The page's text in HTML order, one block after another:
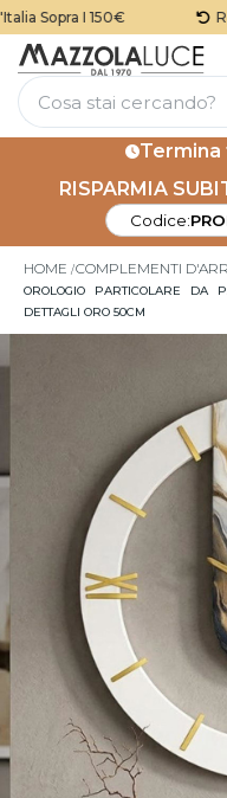
Sopra I 150€
Termina
RISPARMIA
Codice:
HOME COMPLEMENTI
OROLOGIO PARTICOLARE DA
DETTAGLI ORO 50CM